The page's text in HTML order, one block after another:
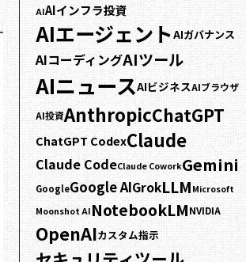
AIAIインフラ投資
AIエージェントAIガバナンス
AIコーディングAIツール
AIニュースAIビジネスAIブラウザ
AI投資AnthropicChatGPT
ChatGPT CodexClaude
Claude CodeClaude CoworkGemini
GoogleGoogle AIGrokLLM Microsoft
Moonshot AI NotebookLMNVIDIA
OpenAIカスタム指示